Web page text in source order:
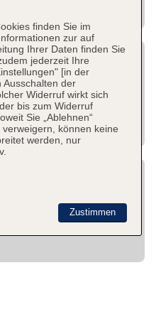
finden Sie im
zur auf
Ihrer Daten finden Sie
jederzeit Ihre
[in der
Ausschalten der
Widerruf wirkt sich
bis zum Widerruf
Sie „Ablehnen“
können keine
werden, nur
Zustimmen